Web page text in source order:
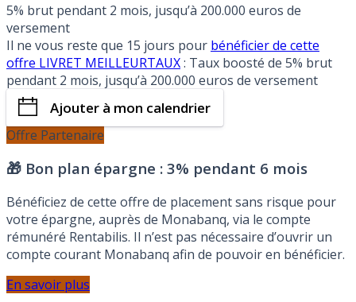
5% brut pendant 2 mois, jusqu’à 200.000 euros de
versement
Il ne vous reste que 15 jours pour bénéficier de cette
offre LIVRET MEILLEURTAUX: Taux boosté de 5% brut
pendant 2 mois, jusqu’à 200.000 euros de versement
Ajouter à mon calendrier
Offre Partenaire
🎁 Bon plan épargne : 3% pendant 6 mois
Bénéficiez de cette offre de placement sans risque pour
votre épargne, auprès de Monabanq, via le compte
rémunéré Rentabilis. Il n’est pas nécessaire d’ouvrir un
compte courant Monabanq afin de pouvoir en bénéficier.
En savoir plus